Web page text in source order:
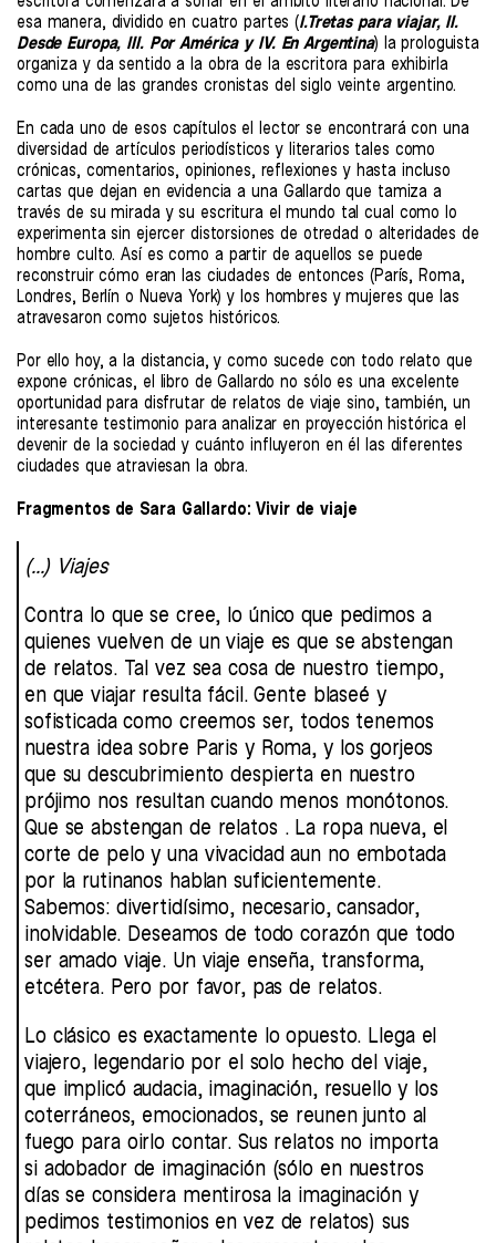
esa manera, dividido en cuatro partes (I.Tretas para viajar, II.
Desde Europa, III. Por América y IV. En Argentina) la prologuista
organiza y da sentido a la obra de la escritora para exhibirla
como una de las grandes cronistas del siglo veinte argentino.
En cada uno de esos capítulos el lector se encontrará con una
diversidad de artículos periodísticos y literarios tales como
crónicas, comentarios, opiniones, reflexiones y hasta incluso
cartas que dejan en evidencia a una Gallardo que tamiza a
través de su mirada y su escritura el mundo tal cual como lo
experimenta sin ejercer distorsiones de otredad o alteridades de
hombre culto. Así es como a partir de aquellos se puede
reconstruir cómo eran las ciudades de entonces (París, Roma,
Londres, Berlín o Nueva York) y los hombres y mujeres que las
atravesaron como sujetos históricos.
Por ello hoy, a la distancia, y como sucede con todo relato que
expone crónicas, el libro de Gallardo no sólo es una excelente
oportunidad para disfrutar de relatos de viaje sino, también, un
interesante testimonio para analizar en proyección histórica el
devenir de la sociedad y cuánto influyeron en él las diferentes
ciudades que atraviesan la obra.
Fragmentos de Sara Gallardo: Vivir de viaje
(...) Viajes
Contra lo que se cree, lo único que pedimos a
quienes vuelven de un viaje es que se abstengan
de relatos. Tal vez sea cosa de nuestro tiempo,
en que viajar resulta fácil. Gente blaseé y
sofisticada como creemos ser, todos tenemos
nuestra idea sobre Paris y Roma, y los gorjeos
que su descubrimiento despierta en nuestro
prójimo nos resultan cuando menos monótonos.
Que se abstengan de relatos . La ropa nueva, el
corte de pelo y una vivacidad aun no embotada
por la rutinanos hablan suficientemente.
Sabemos: divertidísimo, necesario, cansador,
inolvidable. Deseamos de todo corazón que todo
ser amado viaje. Un viaje enseña, transforma,
etcétera. Pero por favor, pas de relatos.
Lo clásico es exactamente lo opuesto. Llega el
viajero, legendario por el solo hecho del viaje,
que implicó audacia, imaginación, resuello y los
coterráneos, emocionados, se reunen junto al
fuego para oirlo contar. Sus relatos no importa
si adobador de imaginación (sólo en nuestros
días se considera mentirosa la imaginación y
pedimos testimonios en vez de relatos) sus